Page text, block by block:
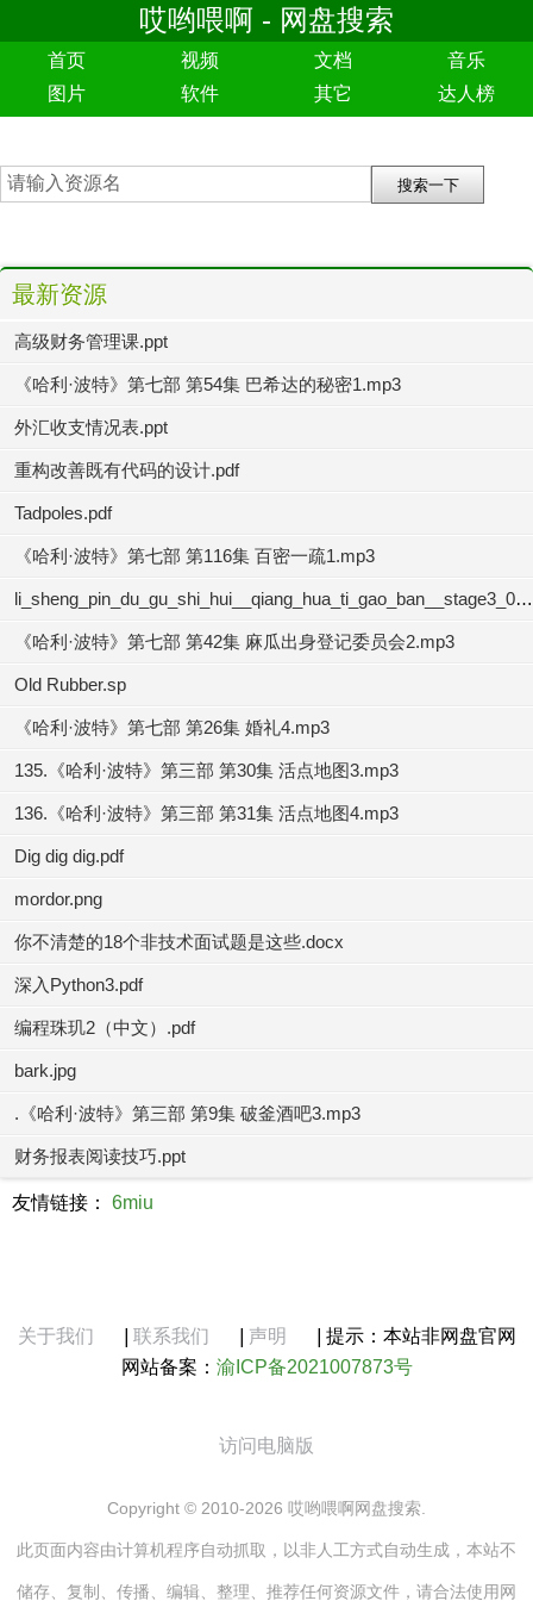
哎哟喂啊 - 网盘搜索
首页 视频 文档
音乐
图片
软件 其它 达人榜
最新资源
高级财务管理课.ppt
《哈利·波特》第七部 第54集 巴希达的秘密1.mp3
外汇收支情况表.ppt
重构改善既有代码的设计.pdf
Tadpoles.pdf
《哈利·波特》第七部 第116集 百密一疏1.mp3
li_sheng_pin_du_gu_shi_hui__qiang_hua_ti_gao_ban__stage3_04.mp3
《哈利·波特》第七部 第42集 麻瓜出身登记委员会2.mp3
Old Rubber.sp
《哈利·波特》第七部 第26集 婚礼4.mp3
135.《哈利·波特》第三部 第30集 活点地图3.mp3
136.《哈利·波特》第三部 第31集 活点地图4.mp3
Dig dig dig.pdf
mordor.png
你不清楚的18个非技术面试题是这些.docx
深入Python3.pdf
编程珠玑2（中文）.pdf
bark.jpg
.《哈利·波特》第三部 第9集 破釜酒吧3.mp3
财务报表阅读技巧.ppt
友情链接： 6miu
关于我们 联系我们 声明
提示：本站非网盘官网
网站备案： 渝ICP备2021007873号
访问电脑版
Copyright © 2010-2026 哎哟喂啊网盘搜索.
此页面内容由计算机程序自动抓取，以非人工方式自动生成，本站不
储存、复制、传播、编辑、整理、推荐任何资源文件，请合法使用网